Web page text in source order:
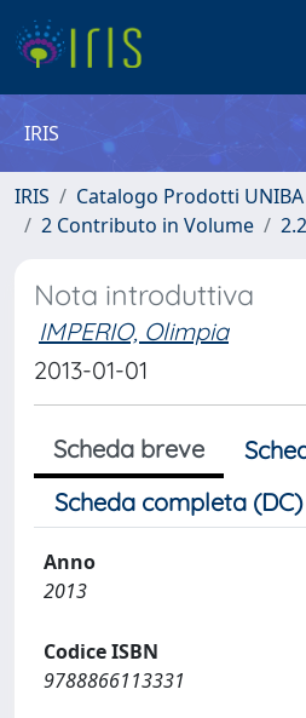
IRIS
IRIS
Catalogo Prodotti UNIBA
2 Contributo in Volume
Nota introduttiva
IMPERIO, Olimpia
2013-01-01
Scheda breve
Scheda completa (DC)
Anno
2013
Codice ISBN
9788866113331